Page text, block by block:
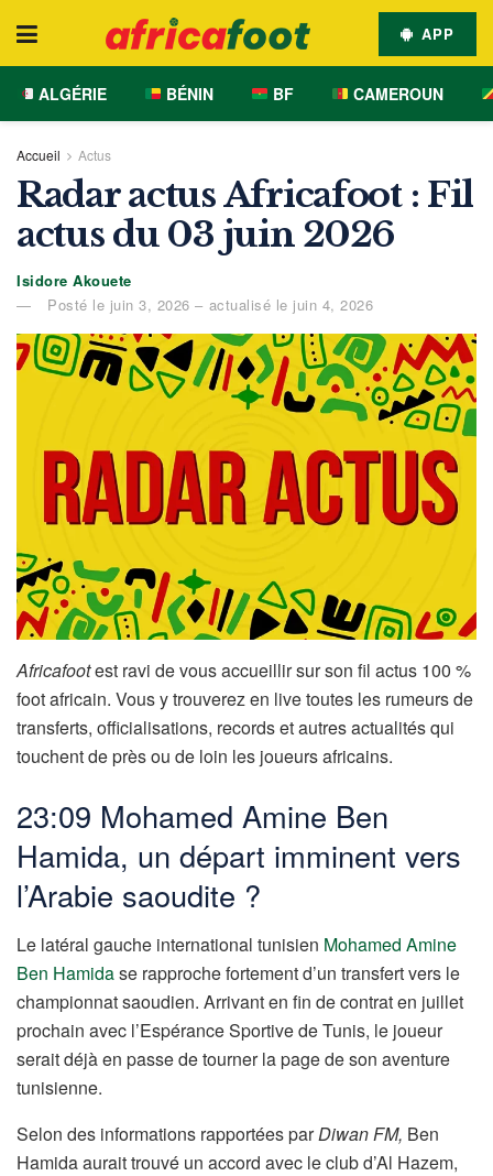
APP
ALGÉRIE BÉNIN BF CAMEROUN
Accueil Actus
Radar actus Africafoot : Fil
actus du 03 juin 2026
Isidore Akouete
Posté le juin 3, 2026 – actualisé le juin 4, 2026
Africafootest ravi de vous accueillir sur son fil actus 100 %
foot africain. Vous y trouverez en live toutes les rumeurs de
transferts, officialisations, records et autres actualités qui
touchent de près ou de loin les joueurs africains.
23:09 Mohamed Amine Ben
Hamida, un départ imminent vers
l’Arabie saoudite ?
Le latéral gauche international tunisien Mohamed Amine
Ben Hamidase rapproche fortement d’un transfert vers le
championnat saoudien. Arrivant en fin de contrat en juillet
prochain avec l’Espérance Sportive de Tunis, le joueur
serait déjà en passe de tourner la page de son aventure
tunisienne.
Selon des informations rapportées parDiwan FM, Ben
Hamida aurait trouvé un accord avec le club d’Al Hazem,